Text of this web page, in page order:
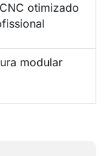
otimizado
modular